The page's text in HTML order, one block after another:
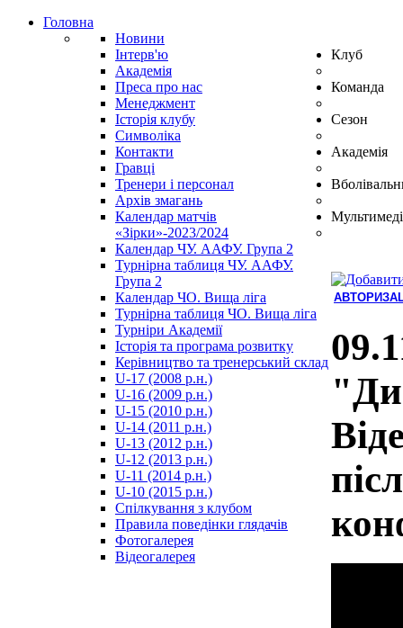
Головна
Новини
Інтерв'ю
Академія
Преса про нас
Клуб
Менеджмент
Історія клубу
Символіка
Контакти
Команда
Гравці
Тренери і персонал
Архів змагань
Сезон
Календар матчів
«Зірки»-2023/2024
Календар ЧУ. ААФУ. Група 2
Турнірна таблиця ЧУ. ААФУ.
Група 2
Календар ЧО. Вища ліга
Турнірна таблиця ЧО. Вища ліга
Академія
Турніри Академії
Історія та програма розвитку
Керівництво та тренерський склад
U-17 (2008 р.н.)
U-16 (2009 р.н.)
U-15 (2010 р.н.)
U-14 (2011 р.н.)
U-13 (2012 р.н.)
U-12 (2013 р.н.)
U-11 (2014 р.н.)
U-10 (2015 р.н.)
Спілкування з клубом
Правила поведінки глядачів
Фотогалерея
Відеогалерея